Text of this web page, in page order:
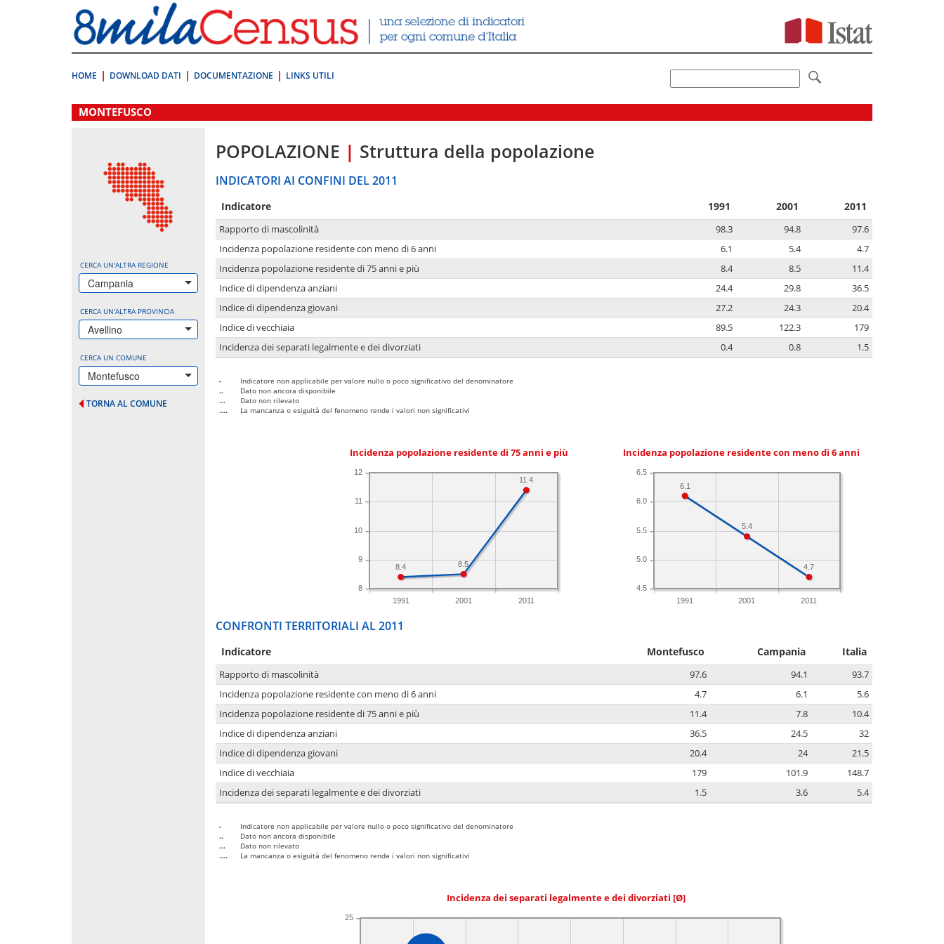
direttamente
a:
Contenuto
HOME DOWNLOAD DATI DOCUMENTAZIONE LINKS UTILI
.
MONTEFUSCO
CERCA UN'ALTRA REGIONE
Campania
CERCA UN'ALTRA PROVINCIA
Avellino
CERCA UN COMUNE
Montefusco
TORNA AL COMUNE
POPOLAZIONE | Struttura della popolazione
INDICATORI AI CONFINI DEL 2011
Indicatore 1991 2001 2011
Rapporto di mascolinità 98.3 94.8
97.6
Incidenza popolazione residente con meno di 6 anni
6.1 5.4
4.7
Incidenza popolazione residente di 75 anni e più
8.4 8.5
11.4
Indice di dipendenza anziani
24.4 29.8
36.5
Indice di dipendenza giovani
27.2 24.3
20.4
Indice di vecchiaia
89.5 122.3
179
Incidenza dei separati legalmente e dei divorziati
0.4 0.8 1.5
-
Indicatore non applicabile per valore nullo o poco significativo del denominatore
..
Dato non ancora disponibile
...
Dato non rilevato
....
La mancanza o esiguità del fenomeno rende i valori non significativi
Incidenza popolazione residente di 75 anni e più
1991 2001 2011
8
9
10
11
12
11.4
8.5
8.4
Incidenza popolazione residente con meno di 6 anni
1991 2001 2011
4.5
5.0
5.5
6.0
6.5
4.7
5.4
6.1
CONFRONTI TERRITORIALI AL 2011
Indicatore Montefusco Campania Italia
Rapporto di mascolinità 97.6 94.1
93.7
Incidenza popolazione residente con meno di 6 anni
4.7 6.1
5.6
Incidenza popolazione residente di 75 anni e più
11.4 7.8
10.4
Indice di dipendenza anziani
36.5 24.5
32
Indice di dipendenza giovani
20.4 24
21.5
Indice di vecchiaia
179 101.9
148.7
Incidenza dei separati legalmente e dei divorziati
1.5 3.6 5.4
-
Indicatore non applicabile per valore nullo o poco significativo del denominatore
..
Dato non ancora disponibile
...
Dato non rilevato
....
La mancanza o esiguità del fenomeno rende i valori non significativi
Incidenza dei separati legalmente e dei divorziati [Ø]
25